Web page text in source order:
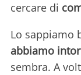
cercare di
Lo sappiamo
abbiamo
sembra. A